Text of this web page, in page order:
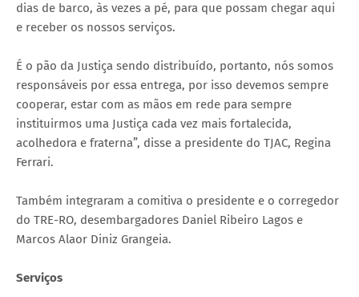
dias de barco, às vezes a pé, para que possam chegar aqui
e receber os nossos serviços.
É o pão da Justiça sendo distribuído, portanto, nós somos
responsáveis por essa entrega, por isso devemos sempre
cooperar, estar com as mãos em rede para sempre
instituirmos uma Justiça cada vez mais fortalecida,
acolhedora e fraterna”, disse a presidente do TJAC, Regina
Ferrari.
Também integraram a comitiva o presidente e o corregedor
do TRE-RO, desembargadores Daniel Ribeiro Lagos e
Marcos Alaor Diniz Grangeia.
Serviços